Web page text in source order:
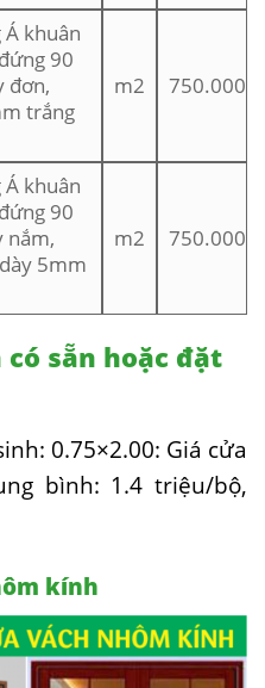
khuân
90
đơn,
trắng
m2 750.000
khuân
90
nắm,
5mm
m2 750.000
sẵn hoặc đặt
0.75×2.00: Giá cửa
bình: 1.4 triệu/bộ,
kính